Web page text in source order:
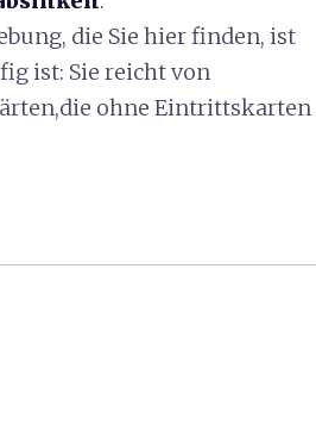
die Sie hier finden, ist
ist: Sie reicht von
ohne Eintrittskarten